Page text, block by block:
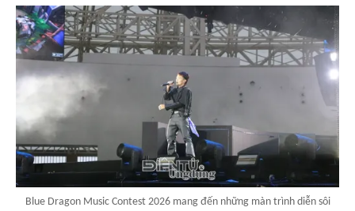
Blue Dragon Music Contest 2026 mang đến những màn trình diễn sôi